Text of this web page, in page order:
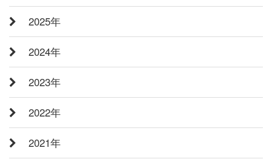
2025年
2024年
2023年
2022年
2021年